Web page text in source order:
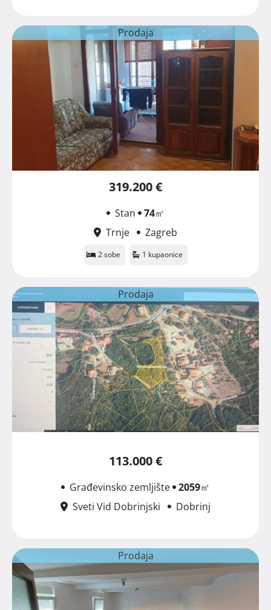
Prodaja
319.200 €
Stan 74㎡
Trnje
Zagreb
2 sobe 1 kupaonice
Prodaja
113.000 €
Građevinsko zemljište 2059㎡
Sveti Vid Dobrinjski
Dobrinj
Prodaja